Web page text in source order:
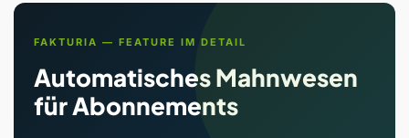
FAKTURIA — FEATURE IM DETAIL
Automatisches Mahnwesen
für Abonnements